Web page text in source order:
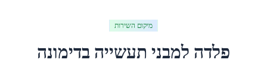
מיקום השירות
פלדה למבני תעשייה בדימונה